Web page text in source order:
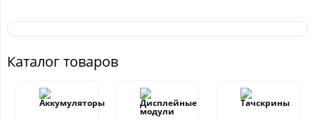
Каталог товаров